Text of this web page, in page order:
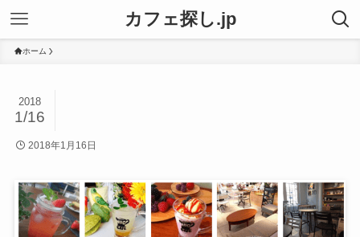
カフェ探し.jp
ホーム
2018
1/16
2018年1月16日